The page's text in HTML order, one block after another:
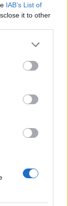
IAB’s List of
it to other
more Google
may click to
party tags to
below Google
άνθρωπο από
στιγμές.
στην
να είναι ο
κάτι
Ο